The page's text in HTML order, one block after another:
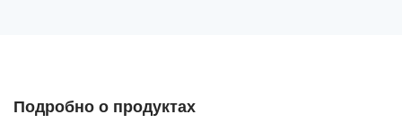
Подробно о продуктах